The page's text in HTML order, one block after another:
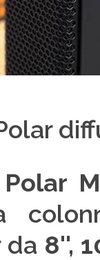
Polar
da 8'',